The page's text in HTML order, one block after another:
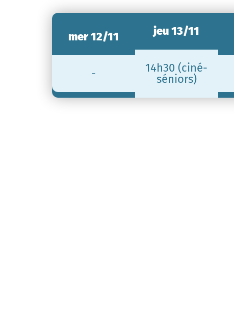
mer 12/11
-
jeu 13/11
14h30 (ciné-
séniors)